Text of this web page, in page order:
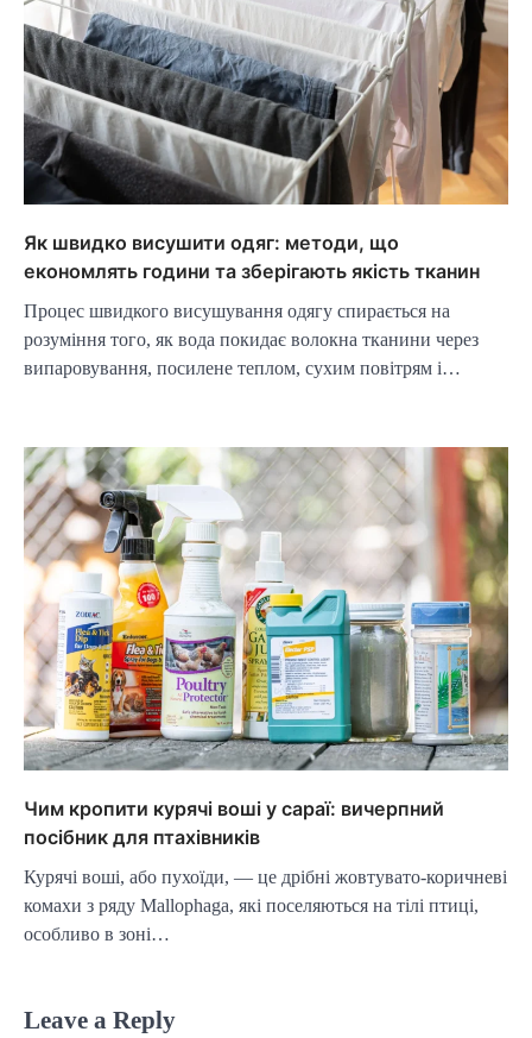
Як швидко висушити одяг: методи, що
економлять години та зберігають якість тканин
Процес швидкого висушування одягу спирається на
розуміння того, як вода покидає волокна тканини через
випаровування, посилене теплом, сухим повітрям і…
Чим кропити курячі воші у сараї: вичерпний
посібник для птахівників
Курячі воші, або пухоїди, — це дрібні жовтувато-коричневі
комахи з ряду Mallophaga, які поселяються на тілі птиці,
особливо в зоні…
Leave a Reply